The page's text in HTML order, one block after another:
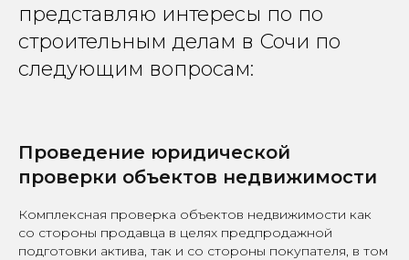
представляю интересы по по
строительным делам в Сочи по
следующим вопросам:
Проведение юридической
проверки объектов недвижимости
Комплексная проверка объектов недвижимости как
со стороны продавца в целях предпродажной
подготовки актива, так и со стороны покупателя, в том